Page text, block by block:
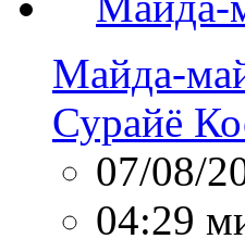
Майда-
Сурайё
07/08/
04:29